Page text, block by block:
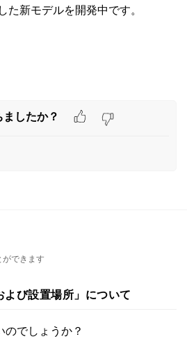
た新モデルを開発中です。
したか？
ができます
び設置場所」について
でしょうか？